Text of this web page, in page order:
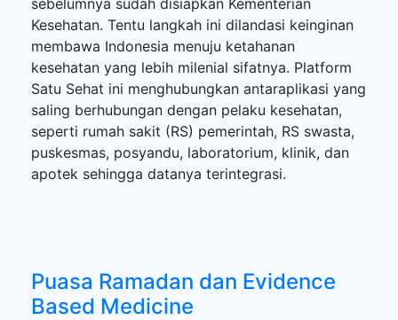
Kesehatan. Tentu langkah ini dilandasi keinginan
membawa Indonesia menuju ketahanan
kesehatan yang lebih milenial sifatnya. Platform
Satu Sehat ini menghubungkan antaraplikasi yang
saling berhubungan dengan pelaku kesehatan,
seperti rumah sakit (RS) pemerintah, RS swasta,
puskesmas, posyandu, laboratorium, klinik, dan
apotek sehingga datanya terintegrasi.
Puasa Ramadan dan Evidence
Based Medicine